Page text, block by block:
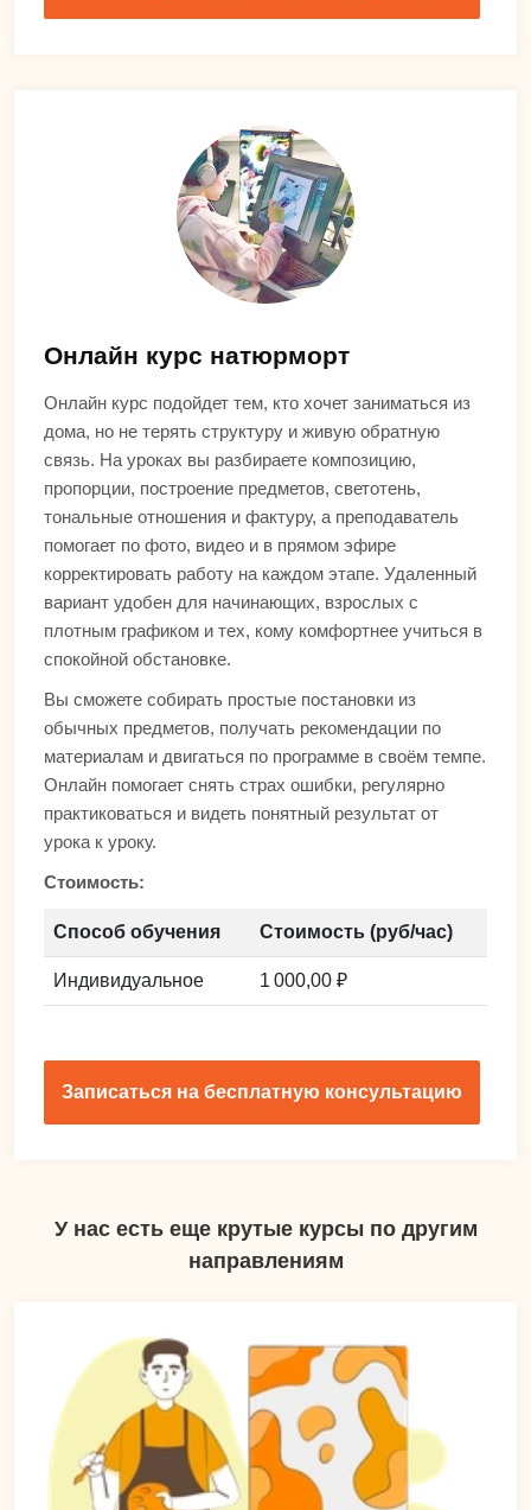
Онлайн курс натюрморт
Онлайн курс подойдет тем, кто хочет заниматься из
дома, но не терять структуру и живую обратную
связь. На уроках вы разбираете композицию,
пропорции, построение предметов, светотень,
тональные отношения и фактуру, а преподаватель
помогает по фото, видео и в прямом эфире
корректировать работу на каждом этапе. Удаленный
вариант удобен для начинающих, взрослых с
плотным графиком и тех, кому комфортнее учиться в
спокойной обстановке.
Вы сможете собирать простые постановки из
обычных предметов, получать рекомендации по
материалам и двигаться по программе в своём темпе.
Онлайн помогает снять страх ошибки, регулярно
практиковаться и видеть понятный результат от
урока к уроку.
Стоимость:
Способ обучения Стоимость (руб/час)
Индивидуальное 1 000,00 ₽
Записаться на бесплатную консультацию
У нас есть еще крутые курсы по другим
направлениям